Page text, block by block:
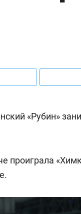
«Рубин»
проиграла
и Face
будет